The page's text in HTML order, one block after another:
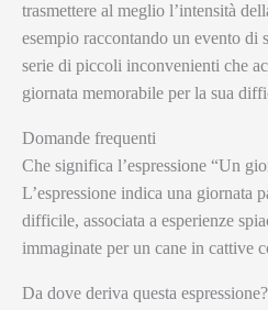
trasmettere al meglio l’intensità
esempio raccontando un evento di
serie di piccoli inconvenienti che
giornata memorabile per la sua
Domande frequenti
Che significa l’espressione “Un
L’espressione indica una giornata
difficile, associata a esperienze
immaginate per un cane in cattive
Da dove deriva questa espressione?